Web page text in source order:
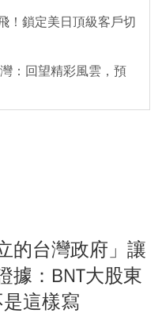
！鎖定美日頂級客戶切
：回望精彩風雲，預
的台灣政府」讓
據：BNT大股東
這樣寫